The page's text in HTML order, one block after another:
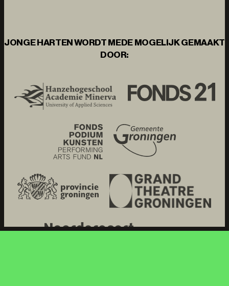
JONGE HARTEN WORDT MEDE MOGELIJK GEMAAKT
DOOR: